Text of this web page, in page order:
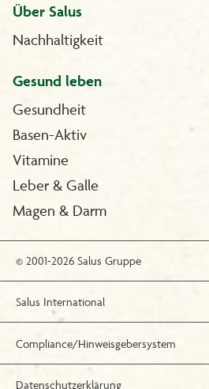
Über Salus
Nachhaltigkeit
Gesund leben
Gesundheit
Basen-Aktiv
Vitamine
Leber & Galle
Magen & Darm
© 2001-2026 Salus Gruppe
Salus International
Compliance/Hinweisgebersystem
Datenschutzerklärung